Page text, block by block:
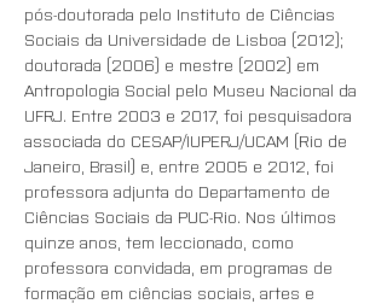
pós-doutorada pelo Instituto de Ciências
Sociais da Universidade de Lisboa (2012);
doutorada (2006) e mestre (2002) em
Antropologia Social pelo Museu Nacional da
UFRJ. Entre 2003 e 2017, foi pesquisadora
associada do CESAP/IUPERJ/UCAM (Rio de
Janeiro, Brasil) e, entre 2005 e 2012, foi
professora adjunta do Departamento de
Ciências Sociais da PUC-Rio. Nos últimos
quinze anos, tem leccionado, como
professora convidada, em programas de
formação em ciências sociais, artes e